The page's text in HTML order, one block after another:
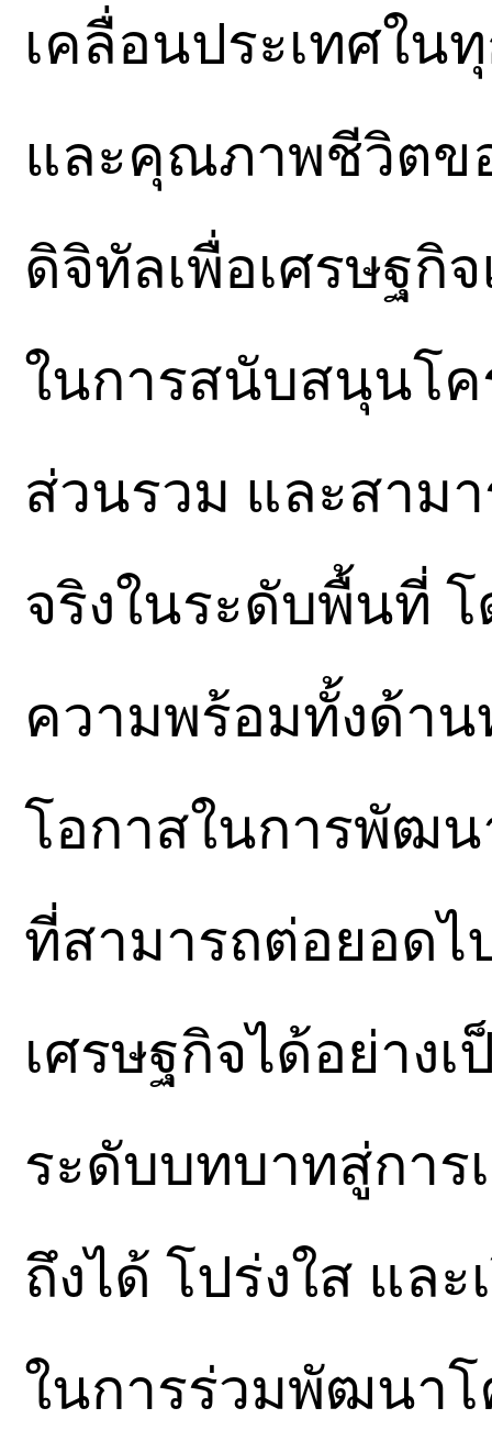
เคลื่อนประเทศใน
และคุณภาพชีวิตข
ดิจิทัลเพื่อเศรษฐ
ในการสนับสนุนโค
ส่วนรวม และสาม
จริงในระดับพื้นที่
ความพร้อมทั้งด้า
โอกาสในการพัฒ
ที่สามารถต่อยอดไ
เศรษฐกิจได้อย่าง
ระดับบทบาทสู่การ
ถึงได้ โปร่งใส แล
ในการร่วมพัฒนาโ